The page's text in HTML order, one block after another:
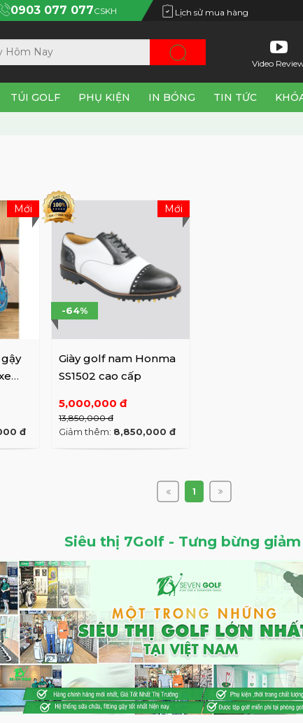
0903 077 077CSKH Lịch sử mua hàng
Video
TÚI GOLF PHỤ KIỆN IN BÓNG TIN TỨC
đ
Mới
Giày golf nam Honma
SS1502 cao cấp
5,000,000 đ
13,850,000 đ
-64%
Giảm thêm: 8,850,000 đ
Mới
1
Siêu thị 7Golf - Tưng bừng